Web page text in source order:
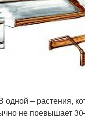
одной – растения,
не превышает